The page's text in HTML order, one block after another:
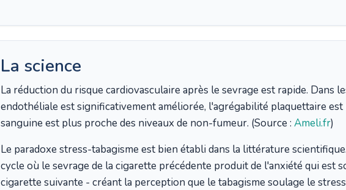
La science
La réduction du risque cardiovasculaire après le sevrage est rapide. Dans
endothéliale est significativement améliorée, l'agrégabilité plaquettaire
sanguine est plus proche des niveaux de non-fumeur. (Source : Ameli.fr)
Le paradoxe stress-tabagisme est bien établi dans la littérature
cycle où le sevrage de la cigarette précédente produit de l'anxiété qui est
cigarette suivante - créant la perception que le tabagisme soulage le